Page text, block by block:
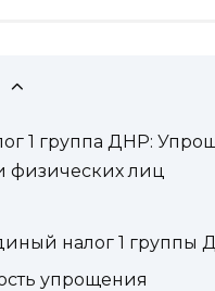
1 группа ДНР:
физических лиц
налог 1 группы
упрощения